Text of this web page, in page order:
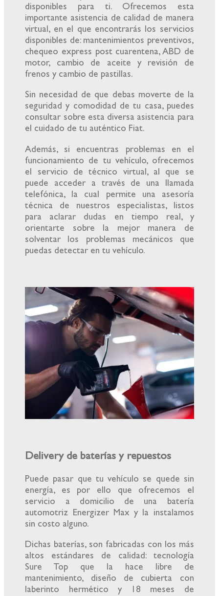
disponibles para ti. Ofrecemos esta
importante asistencia de calidad de manera
virtual, en el que encontrarás los servicios
disponibles de: mantenimientos preventivos,
chequeo express post cuarentena, ABD de
motor, cambio de aceite y revisión de
frenos y cambio de pastillas.
Sin necesidad de que debas moverte de la
seguridad y comodidad de tu casa, puedes
consultar sobre esta diversa asistencia para
el cuidado de tu auténtico Fiat.
Además, si encuentras problemas en el
funcionamiento de tu vehículo, ofrecemos
el servicio de técnico virtual, al que se
puede acceder a través de una llamada
telefónica, la cual permite una asesoría
técnica de nuestros especialistas, listos
para aclarar dudas en tiempo real, y
orientarte sobre la mejor manera de
solventar los problemas mecánicos que
puedas detectar en tu vehículo.
Delivery de baterías y repuestos
Puede pasar que tu vehículo se quede sin
energía, es por ello que ofrecemos el
servicio a domicilio de una batería
automotriz Energizer Max y la instalamos
sin costo alguno.
Dichas baterías, son fabricadas con los más
altos estándares de calidad: tecnología
Sure Top que la hace libre de
mantenimiento, diseño de cubierta con
laberinto hermético y 18 meses de